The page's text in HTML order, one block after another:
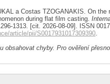
a Costas TZOGANAKIS. On the
during flat film casting.
1313. [cit. 2026-08-09]. ISSN
article/pii/S0017931017309390.
obsahovat chyby. Pro ověření